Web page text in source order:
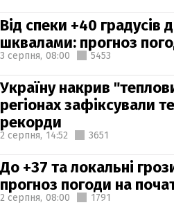
Від спеки +40 градусів
шквалами: прогноз
3 серпня, 08:00 5453
Україну накрив
регіонах зафіксували
рекорди
2 серпня, 14:52 3651
До +37 та локальні
прогноз погоди на
2 серпня, 08:00 1791